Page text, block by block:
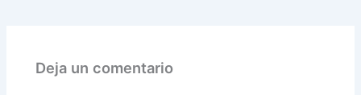
Deja un comentario